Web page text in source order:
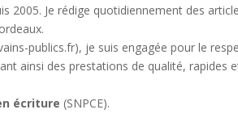
2005. Je rédige quotidiennement des
publics.fr), je suis engagée pour le
ainsi des prestations de qualité, rapides
écriture (SNPCE).